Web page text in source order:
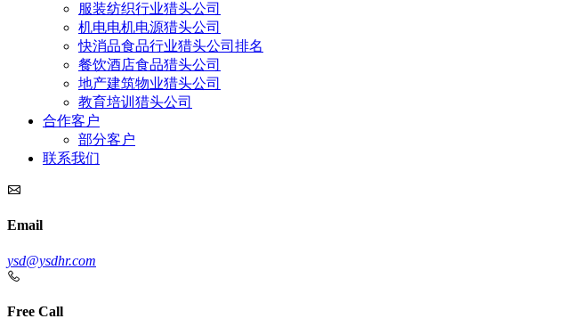
服装纺织行业猎头公司
机电电机电源猎头公司
快消品食品行业猎头公司排名
餐饮酒店食品猎头公司
地产建筑物业猎头公司
教育培训猎头公司
合作客户
部分客户
联系我们
Email
ysd@ysdhr.com
Free Call